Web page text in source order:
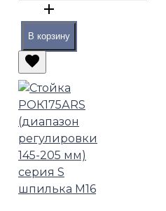
В корзину